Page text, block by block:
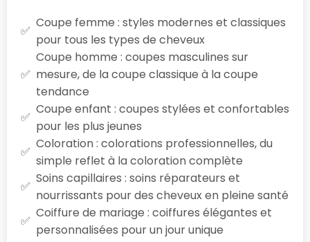
Coupe femme : styles modernes et classiques
pour tous les types de cheveux
Coupe homme : coupes masculines sur
mesure, de la coupe classique à la coupe
tendance
Coupe enfant : coupes stylées et confortables
pour les plus jeunes
Coloration : colorations professionnelles, du
simple reflet à la coloration complète
Soins capillaires : soins réparateurs et
nourrissants pour des cheveux en pleine santé
Coiffure de mariage : coiffures élégantes et
personnalisées pour un jour unique